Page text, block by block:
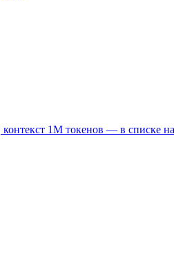
1M токенов — в списке